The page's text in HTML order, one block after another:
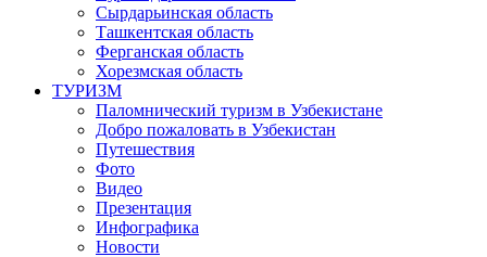
Сырдарьинская область
Ташкентская область
Ферганская область
Хорезмская область
ТУРИЗМ
Паломнический туризм в Узбекистане
Добро пожаловать в Узбекистан
Путешествия
Фото
Видео
Презентация
Инфографика
Новости